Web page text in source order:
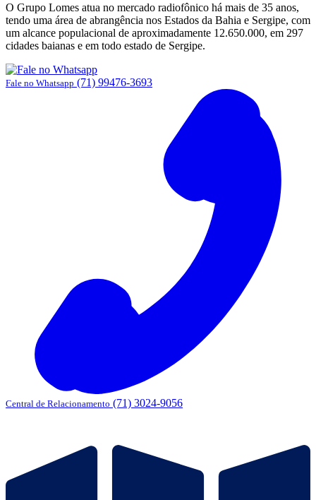
O Grupo Lomes atua no mercado radiofônico há mais de 35 anos,
tendo uma área de abrangência nos Estados da Bahia e Sergipe, com
um alcance populacional de aproximadamente 12.650.000, em 297
cidades baianas e em todo estado de Sergipe.
Fale no Whatsapp (71) 99476-3693
Central de Relacionamento (71) 3024-9056